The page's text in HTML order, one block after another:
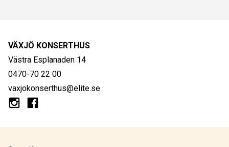
VÄXJÖ KONSERTHUS
Västra Esplanaden 14
0470-70 22 00
vaxjokonserthus@elite.se